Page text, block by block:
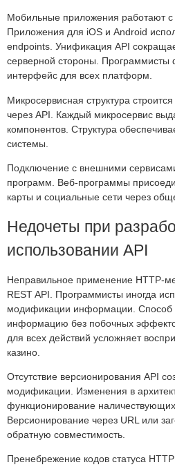
Мобильные приложения работают с
Приложения для iOS и Android
endpoints. Унификация API
серверной стороны.
интерфейс для всех платформ.
Микросервисная структура
через API. Каждый микросервис
компонентов. Структура
системы.
Подключение с внешними
программ. Веб-программы
карты и социальные сети через
Недочеты при
использовании API
Неправильное применение HTTP-
REST API. Программисты иногда
модификации информации. Способ
информацию без побочных
для всех действий усложняет
казино.
Отсутствие версионирования API
модификации. Изменения в
функционирование наличествующих
Версионирование через URL или
обратную совместимость.
Пренебрежение кодов статуса